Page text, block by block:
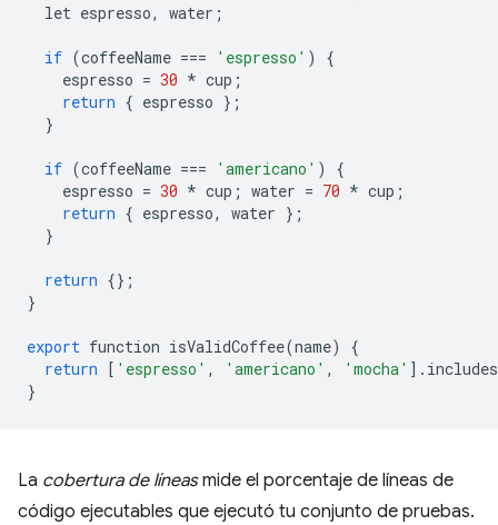
let espresso, water ;
if (coffeeName === 'espresso' )
{
espresso = 30 * cup ;
return { espresso };
}
if (coffeeName === 'americano' )
{
espresso = 30 * cup ; water = 70 * cup ;
return { espresso, water };
}
return {};
}
export function isValidCoffee(name)
{
return [ 'espresso' , 'americano' , 'mocha' ] . includes
}
La cobertura de líneasmide el porcentaje de líneas de
código ejecutables que ejecutó tu conjunto de pruebas.